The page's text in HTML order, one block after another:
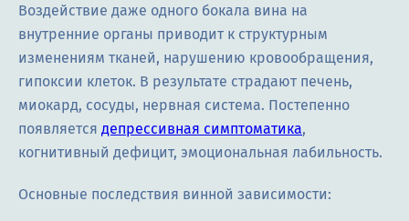
Воздействие даже одного бокала вина на
внутренние органы приводит к структурным
изменениям тканей, нарушению кровообращения,
гипоксии клеток. В результате страдают печень,
миокард, сосуды, нервная система. Постепенно
появляется депрессивная симптоматика,
когнитивный дефицит, эмоциональная лабильность.
Основные последствия винной зависимости: